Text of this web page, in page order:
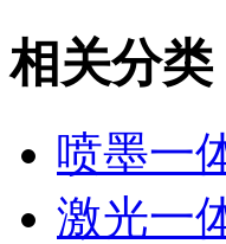
相关分类
喷墨一
激光一